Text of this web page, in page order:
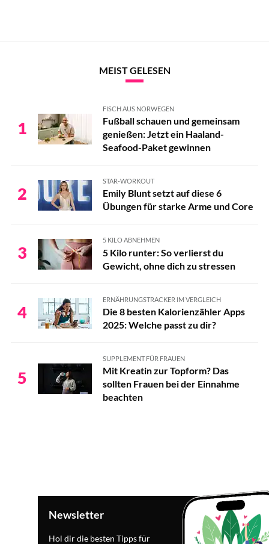
MEIST GELESEN
1
FISCH AUS NORWEGEN
Fußball schauen und gemeinsam
genießen: Jetzt ein Haaland-
Seafood-Paket gewinnen
2
STAR-WORKOUT
Emily Blunt setzt auf diese 6
Übungen für starke Arme und Core
3
5 KILO ABNEHMEN
5 Kilo runter: So verlierst du
Gewicht, ohne dich zu stressen
4
ERNÄHRUNGSTRACKER IM VERGLEICH
Die 8 besten Kalorienzähler Apps
2025: Welche passt zu dir?
5
SUPPLEMENT FÜR FRAUEN
Mit Kreatin zur Topform? Das
sollten Frauen bei der Einnahme
beachten
Newsletter
Hol dir die besten Tipps für